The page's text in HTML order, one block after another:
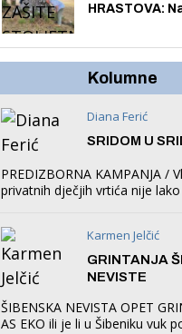
HRASTOVA:
Kolumne
Diana Ferić
SRIDOM U
PREDIZBORNA KAMPANJA /
privatnih dječjih vrtića nije
što oni rade u Šibeniku ne
Karmen Jelčić
GRINTANJA
NEVISTE
ŠIBENSKA NEVISTA OPET
AS EKO ili je li u Šibeniku vuk